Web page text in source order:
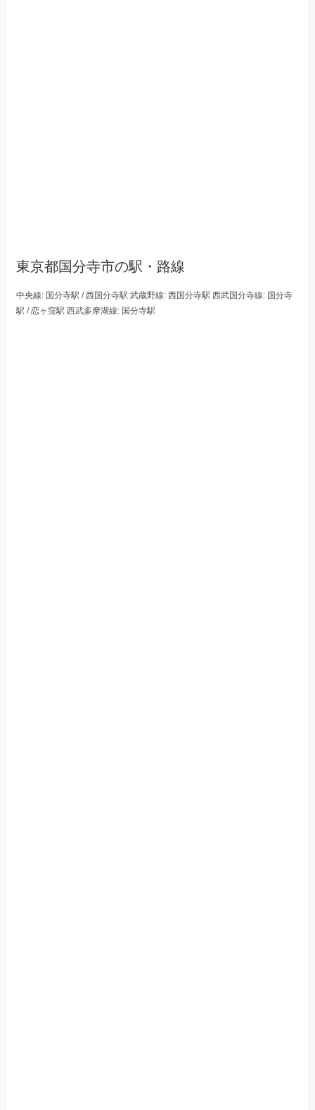
東京都国分寺市の駅・路線
中央線: 国分寺駅 / 西国分寺駅 武蔵野線: 西国分寺駅 西武国分寺線: 国分寺
駅 / 恋ヶ窪駅 西武多摩湖線: 国分寺駅